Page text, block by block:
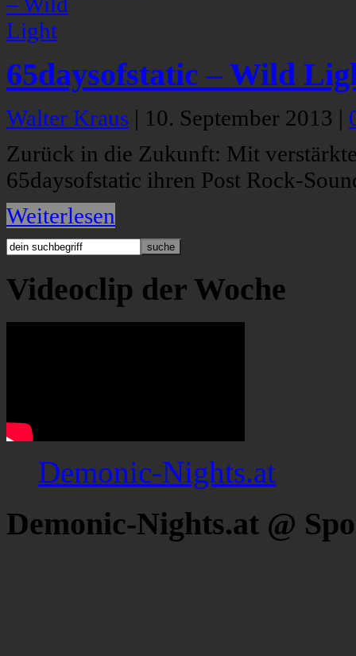
65daysofstatic – Wild
Walter Kraus | 10. September 2013 |
Zurück in die Zukunft: Mit
65daysofstatic ihren Post Rock-
Weiterlesen
Videoclip der Woche
Demonic-Nights.at
Demonic-Nights.at @